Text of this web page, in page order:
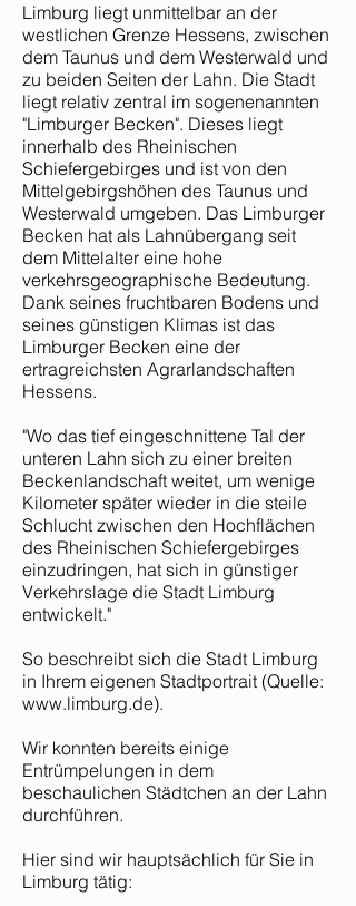
Limburg liegt unmittelbar an der
westlichen Grenze Hessens, zwischen
dem Taunus und dem Westerwald und
zu beiden Seiten der Lahn. Die Stadt
liegt relativ zentral im sogenenannten
"Limburger Becken". Dieses liegt
innerhalb des Rheinischen
Schiefergebirges und ist von den
Mittelgebirgshöhen des Taunus und
Westerwald umgeben. Das Limburger
Becken hat als Lahnübergang seit
dem Mittelalter eine hohe
verkehrsgeographische Bedeutung.
Dank seines fruchtbaren Bodens und
seines günstigen Klimas ist das
Limburger Becken eine der
ertragreichsten Agrarlandschaften
Hessens.
"Wo das tief eingeschnittene Tal der
unteren Lahn sich zu einer breiten
Beckenlandschaft weitet, um wenige
Kilometer später wieder in die steile
Schlucht zwischen den Hochflächen
des Rheinischen Schiefergebirges
einzudringen, hat sich in günstiger
Verkehrslage die Stadt Limburg
entwickelt."
So beschreibt sich die Stadt Limburg
in Ihrem eigenen Stadtportrait (Quelle:
www.limburg.de).
Wir konnten bereits einige
Entrümpelungen in dem
beschaulichen Städtchen an der Lahn
durchführen.
Hier sind wir hauptsächlich für Sie in
Limburg tätig: